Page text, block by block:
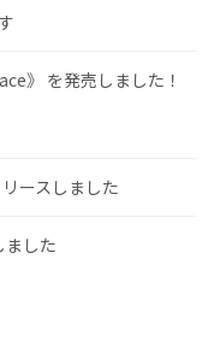
》 を発売しました！
ースしました
ました